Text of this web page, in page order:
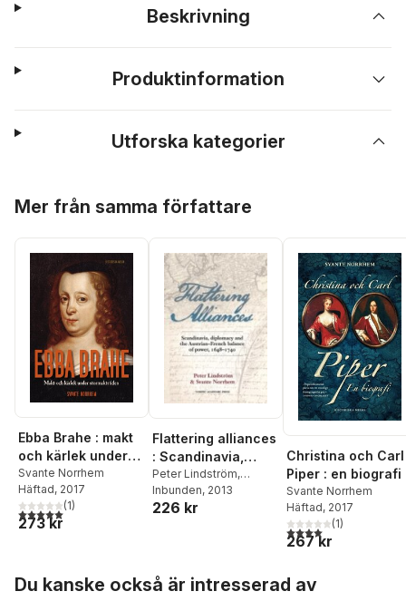
Beskrivning
Produktinformation
Utforska kategorier
Mer från samma författare
Ebba Brahe : makt
och kärlek under
stormaktstiden
Svante Norrhem
Häftad, 2017
5,0utav 5 stjärnor. Totalt antal röster:
(1)
273 kr
Flattering alliances
: Scandinavia,
diplomacy and the
Austrian-French
balance of power
Peter Lindström,
Svante Norrhem
Inbunden, 2013
226 kr
Christina och Carl
Piper : en biografi
Svante Norrhem
Häftad, 2017
4,0utav 5 stjärnor.
(1)
267 kr
Du kanske också är intresserad av